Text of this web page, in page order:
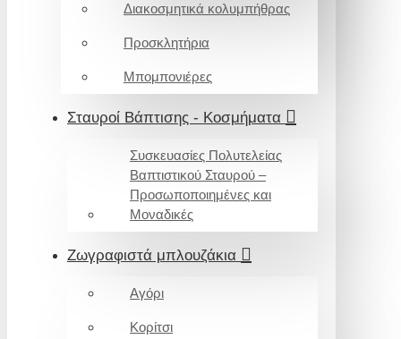
Διακοσμητικά κολυμπήθρας
Προσκλητήρια
Μπομπονιέρες
Σταυροί Βάπτισης - Κοσμήματα
Συσκευασίες Πολυτελείας
Βαπτιστικού Σταυρού –
Προσωποποιημένες και
Μοναδικές
Ζωγραφιστά μπλουζάκια
Αγόρι
Κορίτσι